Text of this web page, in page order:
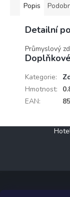
Popis
Detailní
Průmyslový
Kategorie:
Hmotnost:
EAN: